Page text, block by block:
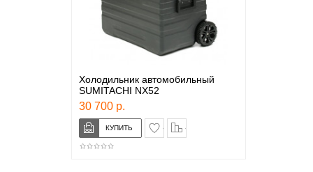
Холодильник автомобильный
SUMITACHI NX52
30 700 р.
в закладки